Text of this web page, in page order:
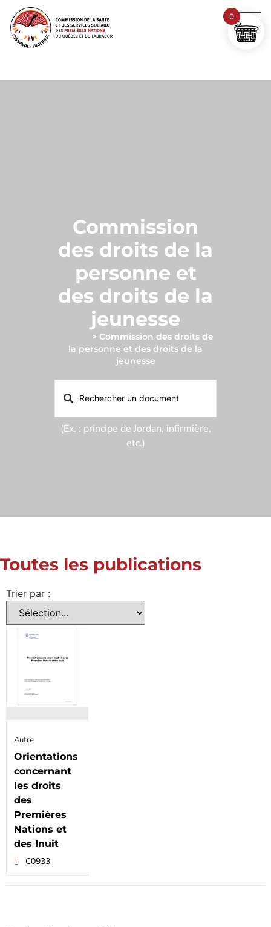
Commission
des droits de la
personne et
des droits de la
jeunesse
> Commission des droits de
la personne et des droits de la
jeunesse
(Ex. : principe de Jordan, infirmière,
etc.)
Toutes les publications
Trier par :
Autre
Orientations
concernant
les droits
des
Premières
Nations et
des Inuit
C0933
0